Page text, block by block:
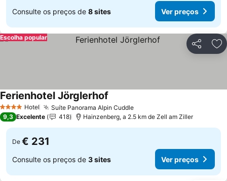
Consulte os preços de 8 sites Ver preços
Partilhar
Escolha popular
4 EstrelasHotel Suíte Panorama Alpin CuddleVer preços
Ferienhotel Jörglerhof
9,3 Excelente 418 Hainzenberg, a 2.5 km de Zell am Ziller
De € 231
Consulte os preços de 3 sites Ver preços